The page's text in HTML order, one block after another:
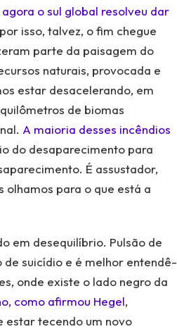
agora o sul global resolveu dar
isso, talvez, o fim chegue
parte da paisagem do
naturais, provocada e
estar desacelerando, em
de biomas
A maioria desses incêndios
do desaparecimento para
É assustador,
olhamos para o que está a
em desequilíbrio. Pulsão de
suicídio e é melhor entendê-
onde existe o lado negro da
como afirmou Hegel,
estar tecendo um novo